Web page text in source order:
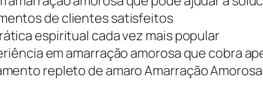
de clientes satisfeitos
espiritual cada vez mais popular
em amarração amorosa que cobra
repleto de amaro Amarração